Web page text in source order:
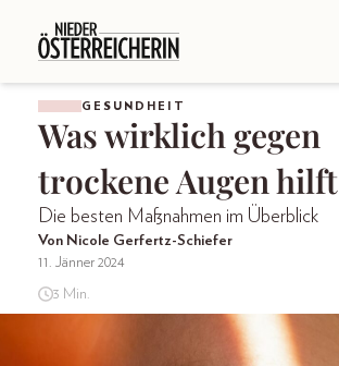
GESUNDHEIT
Was wirklich gegen
trockene Augen hilft
Die besten Maßnahmen im Überblick
Von Nicole Gerfertz-Schiefer
11. Jänner 2024
3 Min.